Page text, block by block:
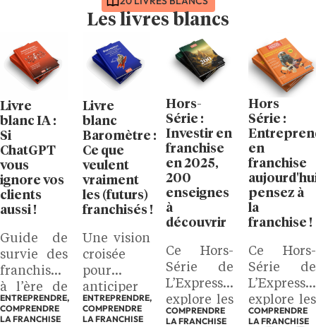
Les livres blancs
Livre
blanc IA :
Si
ChatGPT
vous
ignore vos
clients
aussi !
Guide de
survie des
franchises
à l’ère de
l’IA
ENTREPRENDRE,
COMPRENDRE
LA FRANCHISE
Livre
blanc
Baromètre :
Ce que
veulent
vraiment
les (futurs)
franchisés !
Une vision
croisée
pour
anticiper
la
franchise
ENTREPRENDRE,
COMPRENDRE
LA FRANCHISE
Hors-
Série :
Investir en
franchise
en 2025,
200
enseignes
à
découvrir
Ce Hors-
Série de
L’Express
explore les
atouts de
COMPRENDRE
LA FRANCHISE
Hors
Série :
en
franchise
pensez à
la
franchise !
Ce Hors-
Série de
L’Express
explore les
atouts de
COMPRENDRE
LA FRANCHISE